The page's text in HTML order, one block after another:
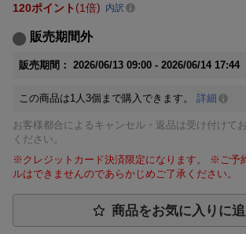
120ポイント 1倍 内訳
販売期間外
販売期間： 2026/06/13 09:00 - 2026/06/14 17:44
この商品は1人3個まで購入できます。 詳細
お客様都合によるキャンセル・返品は受け付けて
ください。
※クレジットカード決済限定になります。 ※ご予
ルはできませんのであらかじめご了承ください。
商品をお気に入りに